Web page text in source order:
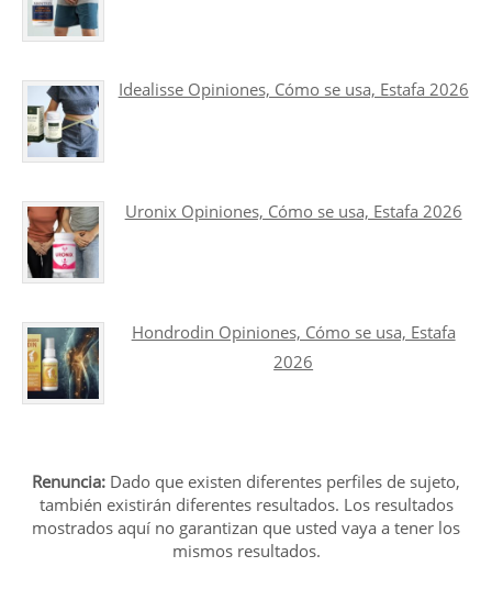
Idealisse Opiniones, Cómo se usa, Estafa 2026
Uronix Opiniones, Cómo se usa, Estafa 2026
Hondrodin Opiniones, Cómo se usa, Estafa
2026
Renuncia: Dado que existen diferentes perfiles de sujeto,
también existirán diferentes resultados. Los resultados
mostrados aquí no garantizan que usted vaya a tener los
mismos resultados.